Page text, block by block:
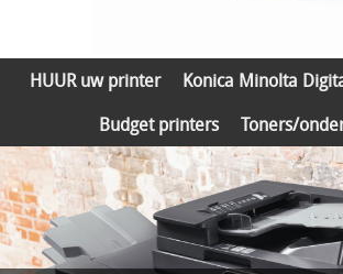
Konica Minolta Digital office printers
Toners/onderdelen.
HUUR uw printer
Konica Minolta
Budget printers
Toners/